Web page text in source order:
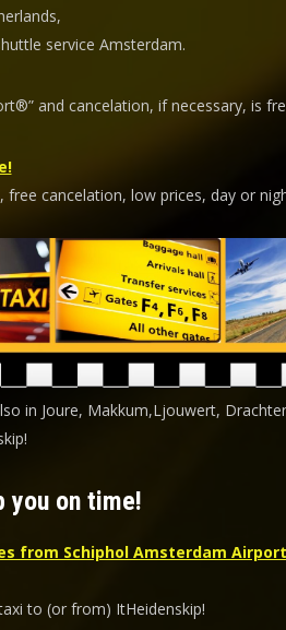
service Amsterdam.
and cancelation, if necessary, is
cancelation, low prices, day or
in Joure, Makkum,Ljouwert,
you on time!
from Schiphol Amsterdam
to (or from) ItHeidenskip!